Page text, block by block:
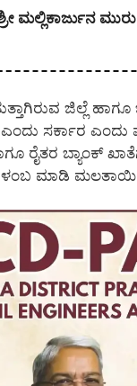
ಮಲ್ಲಿಕಾರ್ಜುನ
ಜಿಲ್ಲೆ
ಎಂದು ಸರ್ಕಾರ
ರೈತರ ಬ್ಯಾಂಕ್
ಮಾಡಿ ಮಲತಾಯಿ